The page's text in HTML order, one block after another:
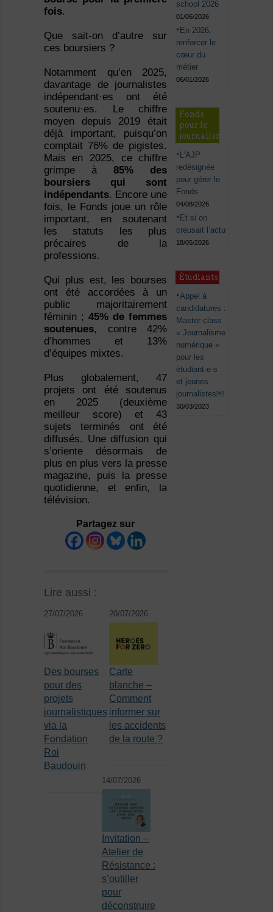
fois.
Que sait-on d’autre sur
ces boursiers ?
Notamment qu’en 2025,
davantage de journalistes
indépendant·es ont été
soutenu·es. Le chiffre
moyen depuis 2019 était
déjà important, puisqu’on
comptait 76% de pigistes.
Mais en 2025, ce chiffre
grimpe à85% des
boursiers qui sont
indépendants. Encore une
fois, le Fonds joue un rôle
important, en soutenant
les statuts les plus
précaires de la
professions.
Qui plus est, les bourses
ont été accordées à un
public majoritairement
féminin ;45% de femmes
soutenues, contre 42%
d’hommes et 13%
d’équipes mixtes.
Plus globalement, 47
projets ont été soutenus
en 2025 (deuxième
meilleur score) et 43
sujets terminés ont été
diffusés. Une diffusion qui
s’oriente désormais de
plus en plus vers la presse
magazine, puis la presse
quotidienne, et enfin, la
télévision.
Partagez sur
Lire aussi :
27/07/2026
Des bourses
pour des
projets
journalistiques
via la
Fondation
Roi
Baudouin
20/07/2026
Carte
blanche –
Comment
informer sur
les accidents
de la route ?
14/07/2026
Invitation –
Atelier de
Résistance :
s’outiller
pour
déconstruire
school 2026
01/06/2026
En 2026,
renforcer le
cœur du
métier
06/01/2026
Fonds
pour le
journalisme
L’AJP
redésignée
pour gérer le
Fonds
04/08/2026
Et si on
creusait l’actu
18/05/2026
Étudiants
Appel à
candidatures :
Master class
« Journalisme
numérique »
pour les
étudiant·e·s
et jeunes
journalistes￼
30/03/2023